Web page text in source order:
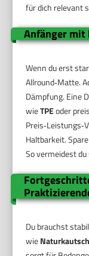
für dich relevant
Anfänger mit
Wenn du erst
Allround‑Matte.
Dämpfung. Eine
wieTPEoder
Haltbarkeit.
So vermeidest
Du brauchst
wie